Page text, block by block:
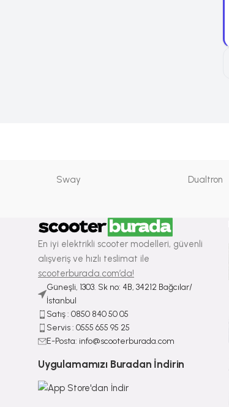
Sway Dualtron
En iyi elektrikli scooter modelleri, güvenli
alışveriş ve hızlı teslimat ile
scooterburada.com’da!
Güneşli, 1303. Sk no: 4B, 34212 Bağcılar/
İstanbul
Satış : ⁠0850 840 50 05
Servis : 0555 655 95 25
E-Posta: info@scooterburada.com
Uygulamamızı Buradan İndirin